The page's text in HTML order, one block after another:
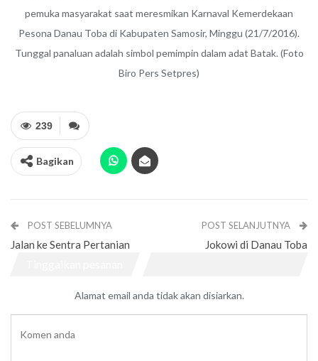
pemuka masyarakat saat meresmikan Karnaval Kemerdekaan
Pesona Danau Toba di Kabupaten Samosir, Minggu (21/7/2016).
Tunggal panaluan adalah simbol pemimpin dalam adat Batak. (Foto
Biro Pers Setpres)
239
Bagikan
POST SEBELUMNYA
Jalan ke Sentra Pertanian
POST SELANJUTNYA
Jokowi di Danau Toba
Alamat email anda tidak akan disiarkan.